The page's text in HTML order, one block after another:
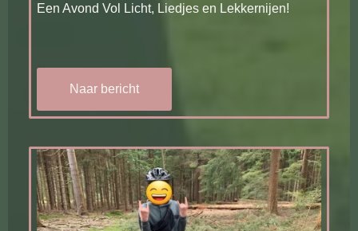
Een Avond Vol Licht, Liedjes en Lekkernijen!
Naar bericht